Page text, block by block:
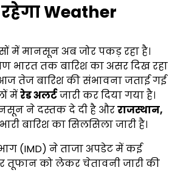
Weather
में मानसून अब जोर पकड़ रहा है।
भारत तक बारिश का असर दिख रहा
तेज बारिश की संभावना जताई गई
मेंरेड अलर्टजारी कर दिया गया है।
ने दस्तक दे दी है औरराजस्थान,
बारिश का सिलसिला जारी है।
(IMD) ने ताजा अपडेट में कई
तूफान को लेकर चेतावनी जारी की